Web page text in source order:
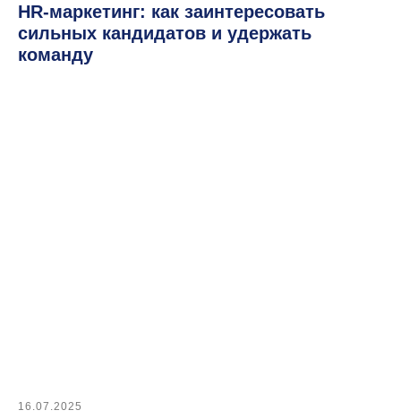
HR-маркетинг: как заинтересовать
сильных кандидатов и удержать
команду
16.07.2025